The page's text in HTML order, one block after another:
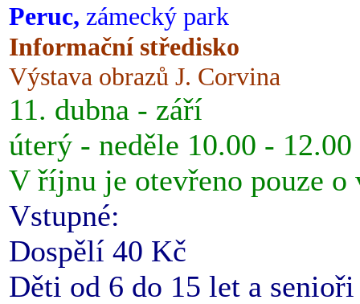
Peruc, zámecký park
Informační středisko
Výstava obrazů J. Corvina
11. dubna - září
úterý - neděle 10.00 -
V říjnu je otevřeno pouze o
Vstupné:
Dospělí 40 Kč
Děti od 6 do 15 let a